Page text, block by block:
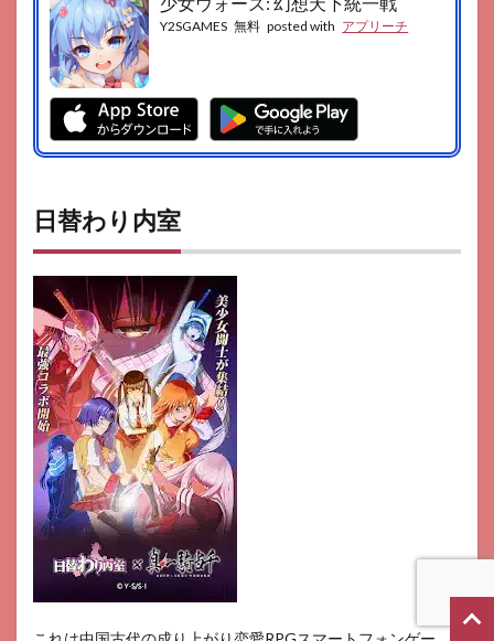
Y2SGAMES 無料 posted with アプリーチ
日替わり内室